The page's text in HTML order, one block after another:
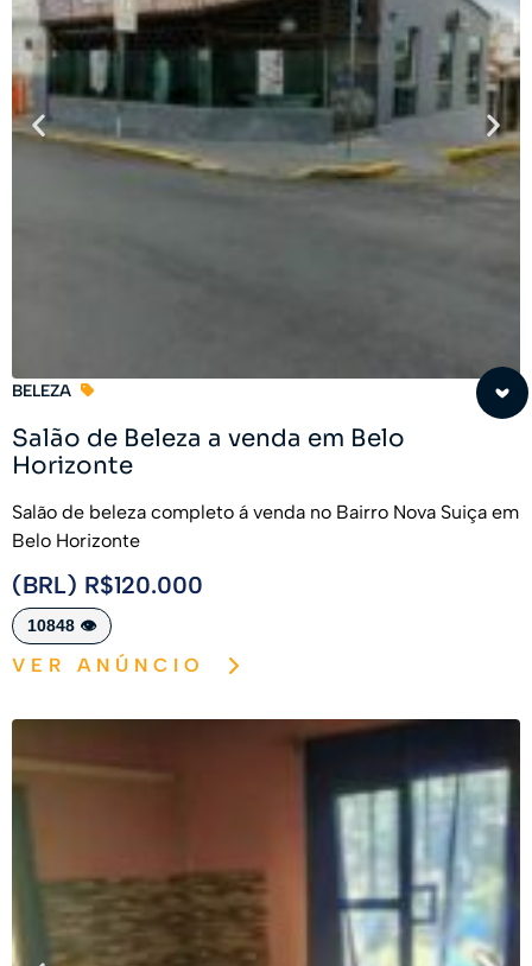
BELEZA
Salão de Beleza a venda em Belo
Horizonte
Salão de beleza completo á venda no Bairro Nova Suiça em
Belo Horizonte
(BRL) R$120.000
10848 👁️
VER ANÚNCIO